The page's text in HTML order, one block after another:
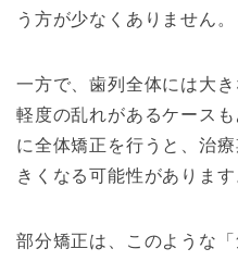
う方が少なくありません。
一方で、歯列全体には大
軽度の乱れがあるケース
に全体矯正を行うと、治
きくなる可能性があります
部分矯正は、このような